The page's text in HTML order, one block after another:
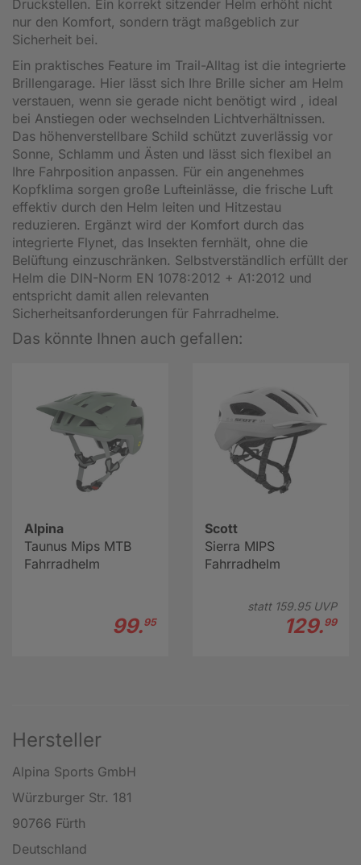
Druckstellen. Ein korrekt sitzender Helm erhöht nicht
nur den Komfort, sondern trägt maßgeblich zur
Sicherheit bei.
Ein praktisches Feature im Trail-Alltag ist die integrierte
Brillengarage. Hier lässt sich Ihre Brille sicher am Helm
verstauen, wenn sie gerade nicht benötigt wird , ideal
bei Anstiegen oder wechselnden Lichtverhältnissen.
Das höhenverstellbare Schild schützt zuverlässig vor
Sonne, Schlamm und Ästen und lässt sich flexibel an
Ihre Fahrposition anpassen. Für ein angenehmes
Kopfklima sorgen große Lufteinlässe, die frische Luft
effektiv durch den Helm leiten und Hitzestau
reduzieren. Ergänzt wird der Komfort durch das
integrierte Flynet, das Insekten fernhält, ohne die
Belüftung einzuschränken. Selbstverständlich erfüllt der
Helm die DIN-Norm EN 1078:2012 + A1:2012 und
entspricht damit allen relevanten
Sicherheitsanforderungen für Fahrradhelme.
Das könnte Ihnen auch gefallen:
Alpina
Taunus Mips MTB
Fahrradhelm
99.95
Scott
Sierra MIPS
Fahrradhelm
statt 159.95UVP
129.99
Hersteller
Alpina Sports GmbH
Würzburger Str. 181
90766 Fürth
Deutschland